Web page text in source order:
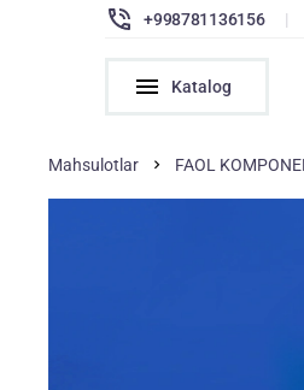
+998781136156 |
Katalog
Mahsulotlar FAOL